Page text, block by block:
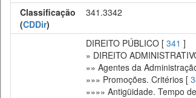
Classificação
(CDDir)
341.3342
DIREITO PÚBLICO [ 341 ]
» DIREITO
»» Agentes da
»»» Promoções. Critérios [
»»»» Antigüidade. Tempo